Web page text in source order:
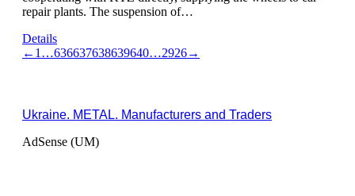
repair plants. The suspension of…
Details
← 1 …636637638639640…2926→
Ukraine. METAL. Manufacturers and Traders
AdSense (UM)